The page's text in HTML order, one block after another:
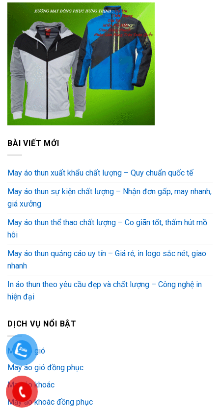
BÀI VIẾT MỚI
May áo thun xuất khẩu chất lượng – Quy chuẩn quốc tế
May áo thun sự kiện chất lượng – Nhận đơn gấp, may nhanh,
giá xưởng
May áo thun thể thao chất lượng – Co giãn tốt, thấm hút mồ
hôi
May áo thun quảng cáo uy tín – Giá rẻ, in logo sắc nét, giao
nhanh
In áo thun theo yêu cầu đẹp và chất lượng – Công nghệ in
hiện đại
DỊCH VỤ NỔI BẬT
May áo gió
May áo gió đồng phục
May áo khoác
May áo khoác đồng phục